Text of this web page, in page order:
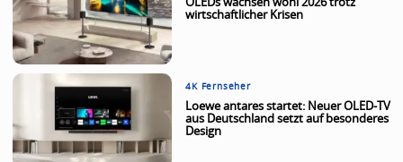
OLEDs wachsen wohl 2026 trotz
wirtschaftlicher Krisen
4K Fernseher
Loewe antares startet: Neuer OLED-TV
aus Deutschland setzt auf besonderes
Design